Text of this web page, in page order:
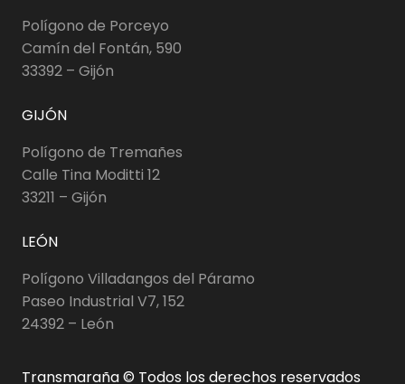
Polígono de Porceyo
Camín del Fontán, 590
33392 – Gijón
GIJÓN
Polígono de Tremañes
Calle Tina Moditti 12
33211 – Gijón
LEÓN
Polígono Villadangos del Páramo
Paseo Industrial V7, 152
24392 – León
Transmaraña © Todos los derechos reservados